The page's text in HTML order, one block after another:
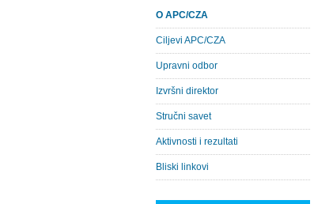
O APC/CZA
Ciljevi APC/CZA
Upravni odbor
Izvršni direktor
Stručni savet
Aktivnosti i rezultati
Bliski linkovi